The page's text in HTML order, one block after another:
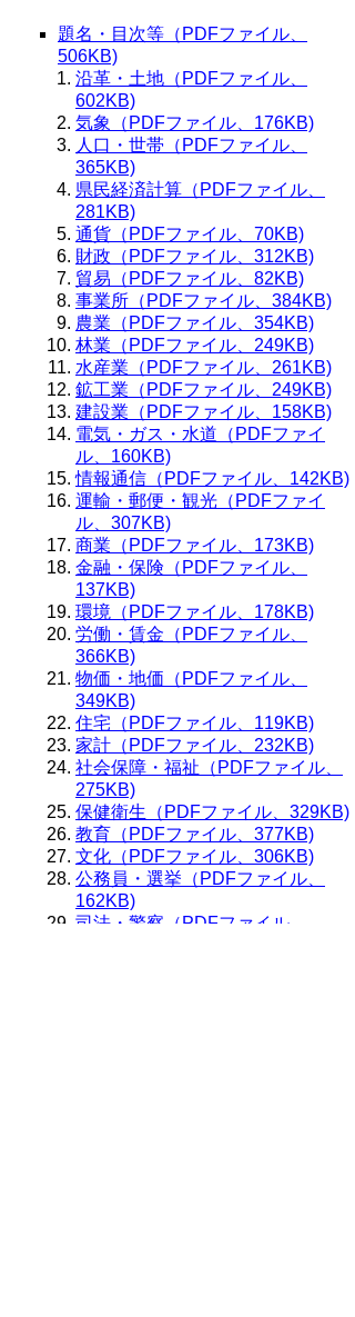
題名・目次等（PDFファイル、
506KB)
沿革・土地（PDFファイル、
602KB)
気象（PDFファイル、176KB)
人口・世帯（PDFファイル、
365KB)
県民経済計算（PDFファイル、
281KB)
通貨（PDFファイル、70KB)
財政（PDFファイル、312KB)
貿易（PDFファイル、82KB)
事業所（PDFファイル、384KB)
農業（PDFファイル、354KB)
林業（PDFファイル、249KB)
水産業（PDFファイル、261KB)
鉱工業（PDFファイル、249KB)
建設業（PDFファイル、158KB)
電気・ガス・水道（PDFファイ
ル、160KB)
情報通信（PDFファイル、142KB)
運輸・郵便・観光（PDFファイ
ル、307KB)
商業（PDFファイル、173KB)
金融・保険（PDFファイル、
137KB)
環境（PDFファイル、178KB)
労働・賃金（PDFファイル、
366KB)
物価・地価（PDFファイル、
349KB)
住宅（PDFファイル、119KB)
家計（PDFファイル、232KB)
社会保障・福祉（PDFファイル、
275KB)
保健衛生（PDFファイル、329KB)
教育（PDFファイル、377KB)
文化（PDFファイル、306KB)
公務員・選挙（PDFファイル、
162KB)
司法・警察（PDFファイル、